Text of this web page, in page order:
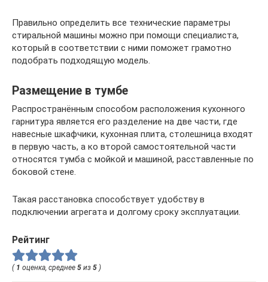
Правильно определить все технические параметры
стиральной машины можно при помощи специалиста,
который в соответствии с ними поможет грамотно
подобрать подходящую модель.
Размещение в тумбе
Распространённым способом расположения кухонного
гарнитура является его разделение на две части, где
навесные шкафчики, кухонная плита, столешница входят
в первую часть, а ко второй самостоятельной части
относятся тумба с мойкой и машиной, расставленные по
боковой стене.
Такая расстановка способствует удобству в
подключении агрегата и долгому сроку эксплуатации.
Рейтинг
( 1 оценка, среднее 5 из 5 )